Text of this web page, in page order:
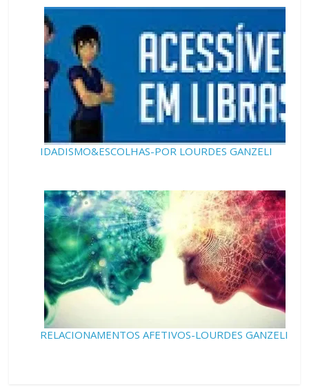
IDADISMO&ESCOLHAS-POR LOURDES GANZELI
RELACIONAMENTOS AFETIVOS-LOURDES GANZELI